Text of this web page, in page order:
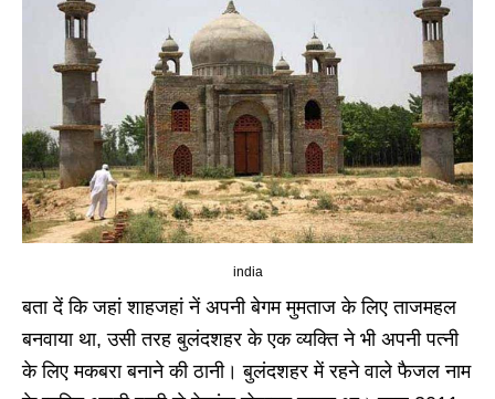
india
बता दें कि जहां शाहजहां नें अपनी बेगम मुमताज के लिए ताजमहल
बनवाया था, उसी तरह बुलंदशहर के एक व्यक्ति ने भी अपनी पत्नी
के लिए मकबरा बनाने की ठानी। बुलंदशहर में रहने वाले फैजल नाम